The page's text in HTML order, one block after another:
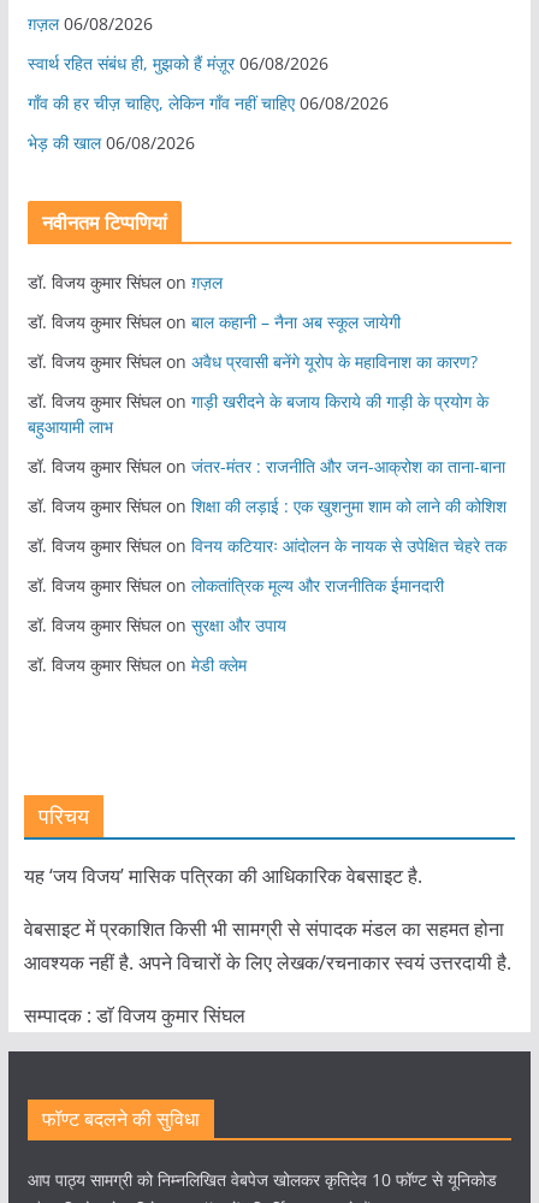
ग़ज़ल 06/08/2026
स्वार्थ रहित संबंध ही, मुझको हैं मंज़ूर 06/08/2026
गाँव की हर चीज़ चाहिए, लेकिन गाँव नहीं चाहिए 06/08/2026
भेड़ की खाल 06/08/2026
नवीनतम टिप्पणियां
डॉ. विजय कुमार सिंघलon ग़ज़ल
डॉ. विजय कुमार सिंघलon बाल कहानी – नैना अब स्कूल जायेगी
डॉ. विजय कुमार सिंघलon अवैध प्रवासी बनेंगे यूरोप के महाविनाश का कारण?
डॉ. विजय कुमार सिंघलon गाड़ी खरीदने के बजाय किराये की गाड़ी के प्रयोग के
बहुआयामी लाभ
डॉ. विजय कुमार सिंघलon जंतर-मंतर : राजनीति और जन-आक्रोश का ताना-बाना
डॉ. विजय कुमार सिंघलon शिक्षा की लड़ाई : एक खुशनुमा शाम को लाने की कोशिश
डॉ. विजय कुमार सिंघलon विनय कटियारः आंदोलन के नायक से उपेक्षित चेहरे तक
डॉ. विजय कुमार सिंघलon लोकतांत्रिक मूल्य और राजनीतिक ईमानदारी
डॉ. विजय कुमार सिंघलon सुरक्षा और उपाय
डॉ. विजय कुमार सिंघलon मेडी क्लेम
परिचय
यह ‘जय विजय’ मासिक पत्रिका की आधिकारिक वेबसाइट है.
वेबसाइट में प्रकाशित किसी भी सामग्री से संपादक मंडल का सहमत होना
आवश्यक नहीं है. अपने विचारों के लिए लेखक/रचनाकार स्वयं उत्तरदायी है.
सम्पादक : डाॅ विजय कुमार सिंघल
फॉण्ट बदलने की सुविधा
आप पाठ्य सामग्री को निम्नलिखित वेबपेज खोलकर कृतिदेव 10 फॉण्ट से यूनिकोड